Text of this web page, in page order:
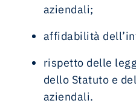
aziendali;
affidabilità
rispetto delle
dello Statuto e
aziendali.